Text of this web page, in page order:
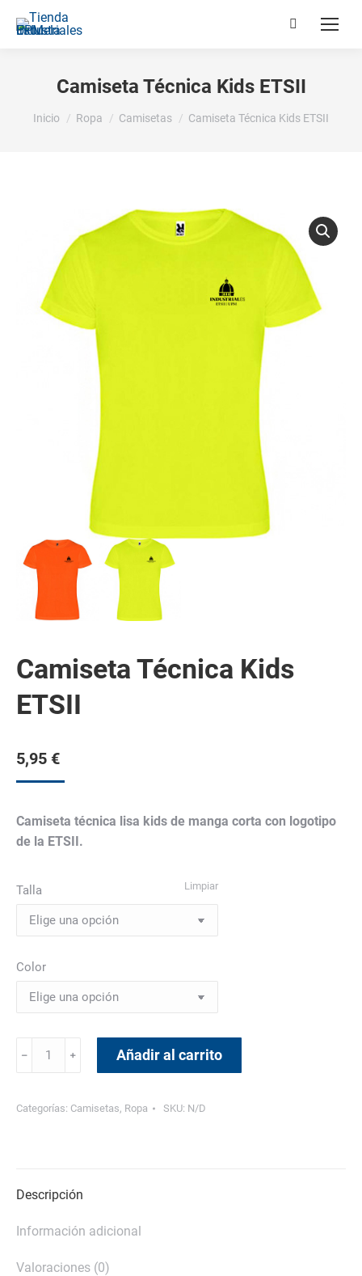
Buscar:
Camiseta Técnica Kids ETSII
Estás aquí:
Inicio Ropa Camisetas Camiseta Técnica Kids ETSII
Camiseta Técnica Kids
ETSII
5,95 €
Camiseta técnica lisa kids de manga corta con logotipo
de la ETSII.
Talla
Color
Limpiar
Camiseta
ETSII
﹣ ﹢ Añadir al carrito
Categorías: Camisetas, Ropa SKU: N/D
Descripción
Información adicional
Valoraciones (0)